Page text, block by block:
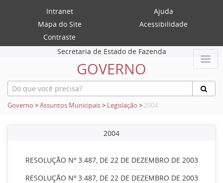
Intranet
Ajuda
Mapa do Site
Acessibilidade
Contraste
Secretaria de Estado de Fazenda
GOVERNO
Governo >Assuntos Municipais> Legislação > 2004
2004
RESOLUÇÃO Nº 3.487, DE 22 DE DEZEMBRO DE 2003
RESOLUÇÃO Nº 3.487, DE 22 DE DEZEMBRO DE 2003